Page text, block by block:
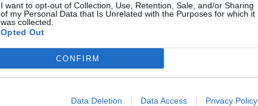
I want to opt-out of Collection, Use, Retention, Sale, and/or Sharing
of my Personal Data that Is Unrelated with the Purposes for which it
was collected.
Opted Out
CONFIRM
Data Deletion Data Access Privacy Policy
1991 7.1
Krumplirózsa
1998